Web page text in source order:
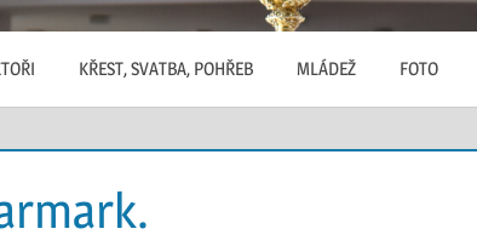
KŘEST, SVATBA, POHŘEB MLÁDEŽ FOTO